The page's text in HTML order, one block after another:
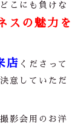
こにも負けな
スの魅力を
店 くださって
意していただ
影会用のお洋